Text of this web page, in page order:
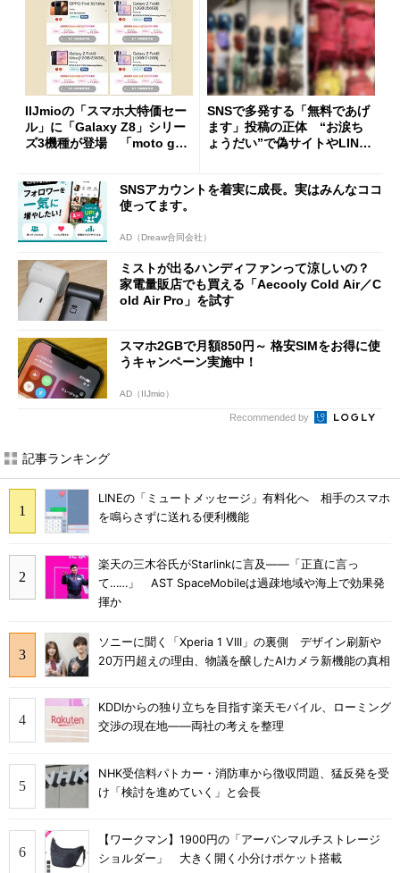
IIJmioの「スマホ大特価セー
ル」に「Galaxy Z8」シリー
ズ3機種が登場 「moto g37
SNSで多発する「無料であげ
ます」投稿の正体 “お涙ち
ょうだい”で偽サイトやLINE
SNSアカウントを着実に成長。実はみんなココ
使ってます。
AD（Dreaw合同会社）
ミストが出るハンディファンって涼しいの？
家電量販店でも買える「Aecooly Cold Air／C
old Air Pro」を試す
スマホ2GBで月額850円～ 格安SIMをお得に使
うキャンペーン実施中！
AD（IIJmio）
Recommended by
記事ランキング
LINEの「ミュートメッセージ」有料化へ 相手のスマホ
を鳴らさずに送れる便利機能
楽天の三木谷氏がStarlinkに言及――「正直に言っ
て……」 AST SpaceMobileは過疎地域や海上で効果発
揮か
ソニーに聞く「Xperia 1 VIII」の裏側 デザイン刷新や
20万円超えの理由、物議を醸したAIカメラ新機能の真相
KDDIからの独り立ちを目指す楽天モバイル、ローミング
交渉の現在地――両社の考えを整理
NHK受信料パトカー・消防車から徴収問題、猛反発を受
け「検討を進めていく」と会長
【ワークマン】1900円の「アーバンマルチストレージ
ショルダー」 大きく開く小分けポケット搭載